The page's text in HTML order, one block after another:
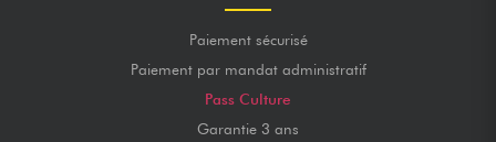
Paiement sécurisé
Paiement par mandat administratif
Pass Culture
Garantie 3 ans